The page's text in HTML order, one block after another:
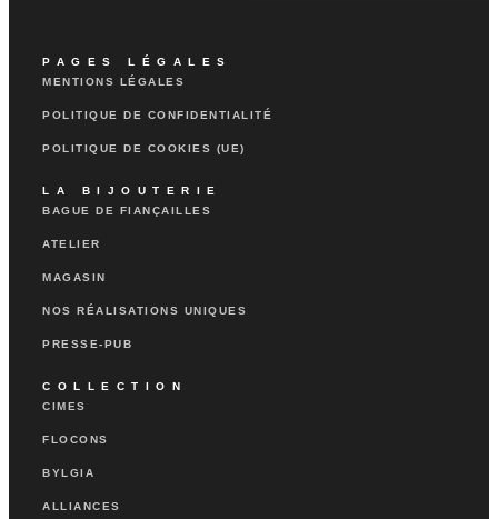
PAGES LÉGALES
MENTIONS LÉGALES
POLITIQUE DE CONFIDENTIALITÉ
POLITIQUE DE COOKIES (UE)
LA BIJOUTERIE
BAGUE DE FIANÇAILLES
ATELIER
MAGASIN
NOS RÉALISATIONS UNIQUES
PRESSE-PUB
COLLECTION
CIMES
FLOCONS
BYLGIA
ALLIANCES